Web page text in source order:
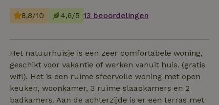
8,8/10 4,6/5 13 beoordelingen
Het natuurhuisje is een zeer comfortabele woning,
geschikt voor vakantie of werken vanuit huis. (gratis
wifi). Het is een ruime sfeervolle woning met open
keuken, woonkamer, 3 ruime slaapkamers en 2
badkamers. Aan de achterzijde is er een terras met